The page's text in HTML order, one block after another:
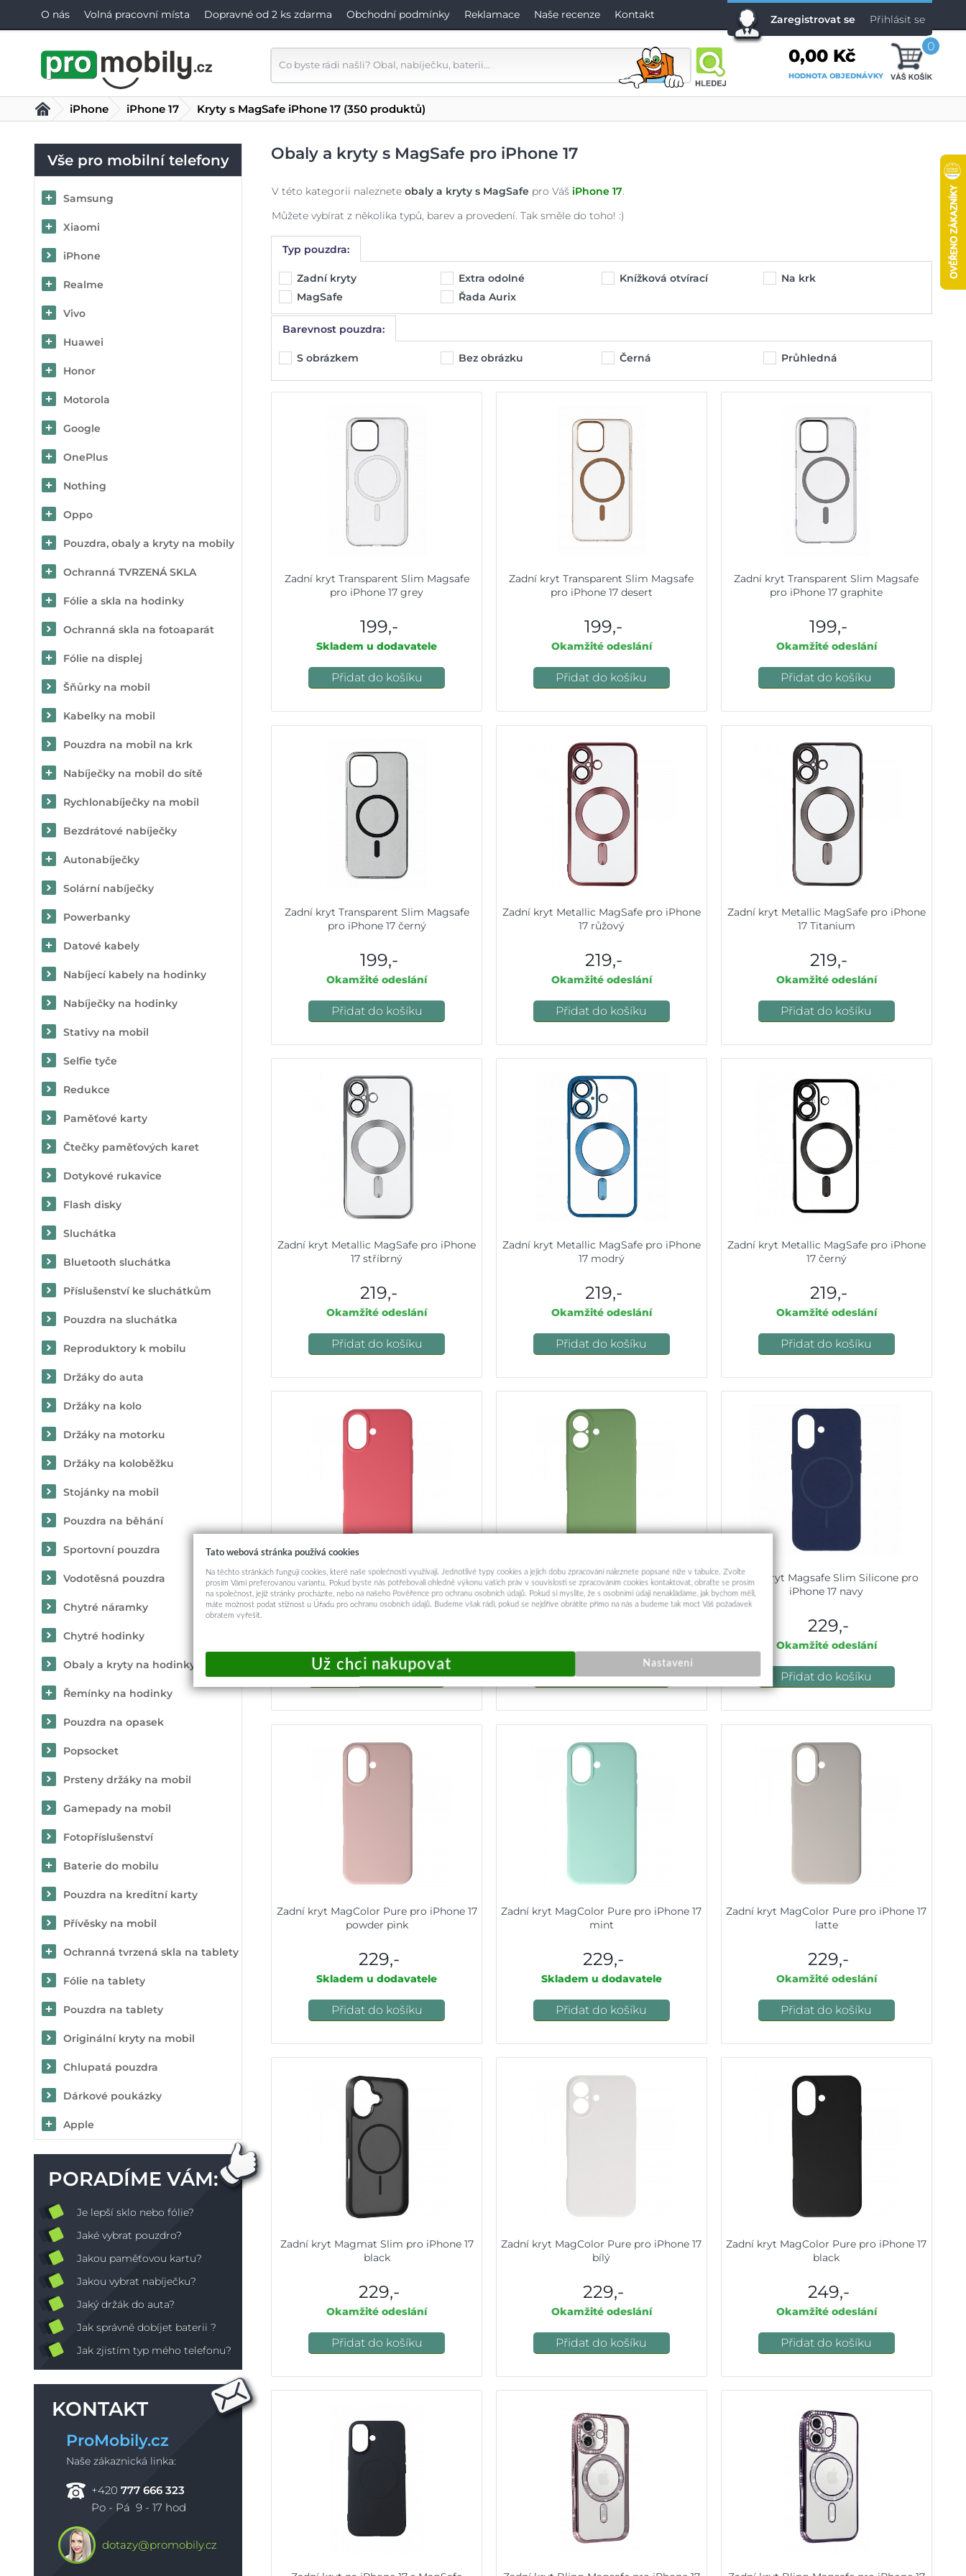
O nás Volná pracovní místa Dopravné od 2 ks zdarma Obchodní podmínky Reklamace Naše recenze Kontakt Zaregistrovat se Přihlásit se
0,00 Kč
HODNOTA OBJEDNÁVKY
0
Vše pro mobilní telefony
Samsung
Xiaomi
iPhone
Realme
Vivo
Huawei
Honor
Motorola
Google
OnePlus
Nothing
Oppo
Pouzdra, obaly a kryty na mobily
Ochranná TVRZENÁ SKLA
Fólie a skla na hodinky
Ochranná skla na fotoaparát
Fólie na displej
Šňůrky na mobil
Kabelky na mobil
Pouzdra na mobil na krk
Nabíječky na mobil do sítě
Rychlonabíječky na mobil
Bezdrátové nabíječky
Autonabíječky
Solární nabíječky
Powerbanky
Datové kabely
Nabíjecí kabely na hodinky
Nabíječky na hodinky
Stativy na mobil
Selfie tyče
Redukce
Paměťové karty
Čtečky paměťových karet
Dotykové rukavice
Flash disky
Sluchátka
Bluetooth sluchátka
Příslušenství ke sluchátkům
Pouzdra na sluchátka
Reproduktory k mobilu
Držáky do auta
Držáky na kolo
Držáky na motorku
Držáky na koloběžku
Stojánky na mobil
Pouzdra na běhání
Sportovní pouzdra
Vodotěsná pouzdra
Chytré náramky
Chytré hodinky
Obaly a kryty na hodinky
Řemínky na hodinky
Pouzdra na opasek
Popsocket
Prsteny držáky na mobil
Gamepady na mobil
Fotopříslušenství
Baterie do mobilu
Pouzdra na kreditní karty
Přívěsky na mobil
Ochranná tvrzená skla na tablety
Fólie na tablety
Pouzdra na tablety
Originální kryty na mobil
Chlupatá pouzdra
Dárkové poukázky
Apple
PORADÍME VÁM:
Je lepší sklo nebo fólie?
Jaké vybrat pouzdro?
Jakou paměťovou kartu?
Jakou vybrat nabíječku?
Jaký držák do auta?
Jak správně dobíjet baterii ?
Jak zjistím typ mého telefonu?
KONTAKT
ProMobily.cz
Naše zákaznická linka:
+420 777 666 323
Po - Pá 9 - 17 hod
dotazy@promobily.cz
iPhone iPhone 17 Kryty s MagSafe iPhone 17 (350 produktů)
Obaly a kryty s MagSafe pro iPhone 17
V této kategorii naleznete obaly a kryty s MagSafe pro Váš iPhone 17.
Můžete vybírat z několika typů, barev a provedení. Tak směle do toho! :)
Typ pouzdra:
Zadní kryty Extra odolné Knížková otvírací
Na krk
MagSafe
Řada Aurix
Barevnost pouzdra:
S obrázkem Bez obrázku Černá Průhledná
Zadní kryt Transparent Slim Magsafe
pro iPhone 17 grey
199,-
Skladem u dodavatele
Přidat do košíku
Zadní kryt Transparent Slim Magsafe
pro iPhone 17 desert
199,-
Okamžité odeslání
Přidat do košíku
Zadní kryt Transparent Slim Magsafe
pro iPhone 17 graphite
199,-
Okamžité odeslání
Přidat do košíku
Zadní kryt Transparent Slim Magsafe
pro iPhone 17 černý
199,-
Okamžité odeslání
Přidat do košíku
Zadní kryt Metallic MagSafe pro iPhone
17 růžový
219,-
Okamžité odeslání
Přidat do košíku
Zadní kryt Metallic MagSafe pro iPhone
17 Titanium
219,-
Okamžité odeslání
Přidat do košíku
Zadní kryt Metallic MagSafe pro iPhone
17 stříbrný
219,-
Okamžité odeslání
Přidat do košíku
Zadní kryt Metallic MagSafe pro iPhone
17 modrý
219,-
Okamžité odeslání
Přidat do košíku
Zadní kryt Metallic MagSafe pro iPhone
17 černý
219,-
Okamžité odeslání
Přidat do košíku
Zadní kryt MagColor Pure pro iPhone 17
red
Přidat do košíku
Zadní kryt MagColor Pure pro iPhone 17
sage
Přidat do košíku
Zadní kryt Magsafe Slim Silicone pro
iPhone 17 navy
229,-
Okamžité odeslání
Přidat do košíku
Zadní kryt MagColor Pure pro iPhone 17
powder pink
229,-
Skladem u dodavatele
Přidat do košíku
Zadní kryt MagColor Pure pro iPhone 17
mint
229,-
Skladem u dodavatele
Přidat do košíku
Zadní kryt MagColor Pure pro iPhone 17
latte
229,-
Okamžité odeslání
Přidat do košíku
Zadní kryt Magmat Slim pro iPhone 17
black
229,-
Okamžité odeslání
Přidat do košíku
Zadní kryt MagColor Pure pro iPhone 17
bílý
229,-
Okamžité odeslání
Přidat do košíku
Zadní kryt MagColor Pure pro iPhone 17
black
249,-
Okamžité odeslání
Přidat do košíku
Tato webová stránka používá cookies
Na těchto stránkách fungují cookies, které naše společnosti využívají. Jednotlivé typy cookies a jejich dobu zpracování naleznete popsané níže v tabulce. Zvolte
prosím Vámi preferovanou variantu. Pokud byste nás potřebovali ohledně výkonu vašich práv v souvislosti se zpracováním cookies kontaktovat, obraťte se prosím
na společnost, jejíž stránky procházíte, nebo na našeho Pověřence pro ochranu osobních údajů. Pokud si myslíte, že s osobními údaji nenakládáme, jak bychom měli,
máte možnost podat stížnost u Úřadu pro ochranu osobních údajů. Budeme však rádi, pokud se nejdříve obrátíte přímo na nás a budeme tak moct Váš požadavek
obratem vyřešit.
Nastavení